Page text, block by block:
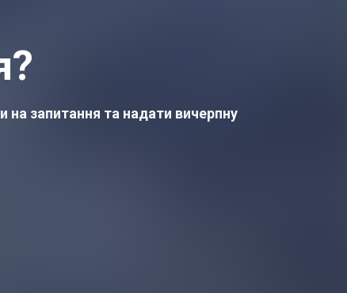
запитання та надати вичерпну